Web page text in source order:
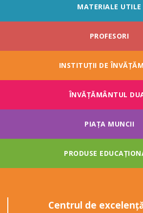
MATERIALE UTILE
PROFESORI
INSTITUȚII DE
ÎNVĂŢĂMÂNTUL
PIAȚA MUNCII
PRODUSE
Centrul de